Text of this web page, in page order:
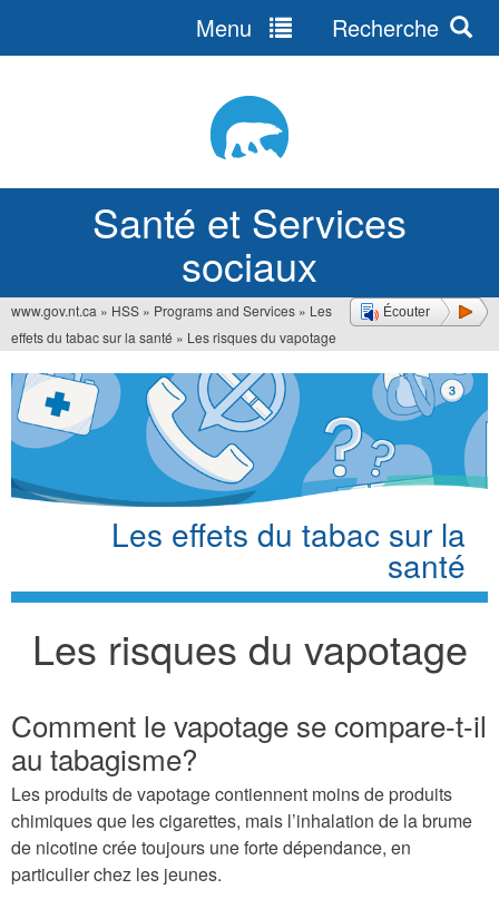
Santé et Services
sociaux
Menu Recherche
Écouter
Vous
êtes
ici
www.gov.nt.ca » HSS » Programs and Services » Les
effets du tabac sur la santé » Les risques du vapotage
Les effets du tabac sur la
santé
Les risques du vapotage
Comment le vapotage se compare-t-il
au tabagisme?
Les produits de vapotage contiennent moins de produits
chimiques que les cigarettes, mais l’inhalation de la brume
de nicotine crée toujours une forte dépendance, en
particulier chez les jeunes.